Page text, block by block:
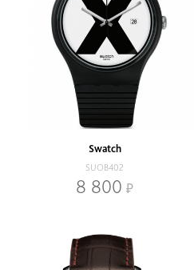
Swatch
SUOB402
8 800